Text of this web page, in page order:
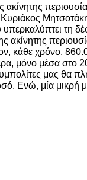
τη
κάθε χρόνο,
μόνο μέσα
μας θα
Ενώ, μία μικρή